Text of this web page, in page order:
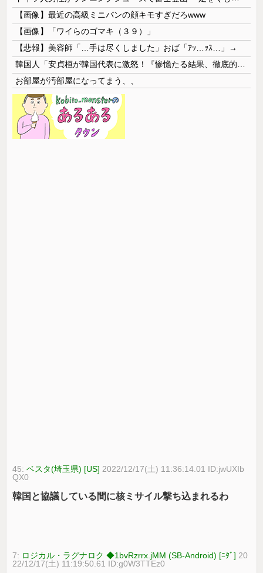
【画像】最近の高級ミニバンの顔キモすぎだろwww
【画像】「ワイらのゴマキ（３９）」
【悲報】美容師「…手は尽くしました」おば「ｱｯ…ｯｽ…」→
お部屋が汚部屋になってまう、、
45:ベスタ(埼玉県) [US] 2022/12/17(土) 11:36:14.01 ID:jwUXIb
QX0
韓国と協議している間に核ミサイル撃ち込まれるわ
7: ロジカル・ラグナロク ◆1bvRzrrx.jMM (SB-Android) [ﾆﾀﾞ] 20
22/12/17(土) 11:19:50.61 ID:g0W3TTEz0